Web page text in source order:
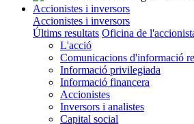
Accionistes i inversors
Accionistes i inversors
Últims resultats Oficina de
L'acció
Comunicacions d'informació
Informació privilegiada
Informació financera
Accionistes
Inversors i analistes
Capital social